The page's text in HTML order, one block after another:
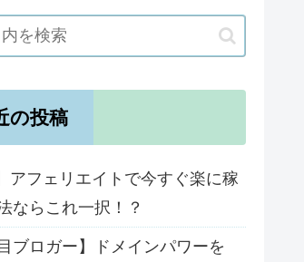
の投稿
アフェリエイトで今すぐ楽に稼
ならこれ一択！？
ブロガー】ドメインパワーを